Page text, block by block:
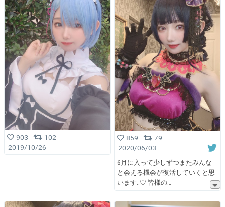
903
102
2019/10/26
859
79
2020/06/03
6月に入って少しずつまたみんな
と会える機会が復活していくと思
います..♡ 皆様の